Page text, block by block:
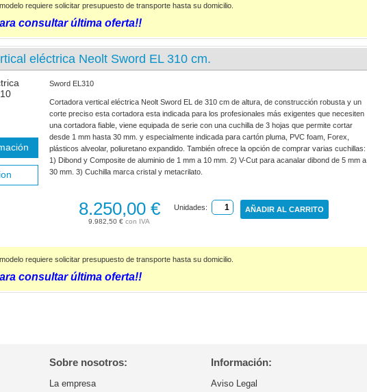
requiere solicitar presupuesto de transporte hasta su domicilio.
consultar última oferta!!
eléctrica Neolt Sword EL 310 cm.
Sword EL310
Cortadora vertical eléctrica Neolt Sword EL de 310 cm de altura, de construcción robusta y un
corte preciso esta cortadora esta indicada para los profesionales más exigentes que necesiten
una cortadora fiable, viene equipada de serie con una cuchilla de 3 hojas que permite cortar
desde 1 mm hasta 30 mm. y especialmente indicada para cartón pluma, PVC foam, Forex,
plásticos alveolar, poliuretano expandido. También ofrece la opción de comprar varias cuchillas:
1) Dibond y Composite de aluminio de 1 mm a 10 mm. 2) V-Cut para acanalar dibond de 5 mm a
30 mm. 3) Cuchilla marca cristal y metacrilato.
9.982,50 €
8.250,00 € Unidades: AÑADIR AL CARRITO
requiere solicitar presupuesto de transporte hasta su domicilio.
consultar última oferta!!
Sobre nosotros:
La empresa
Información:
Aviso Legal